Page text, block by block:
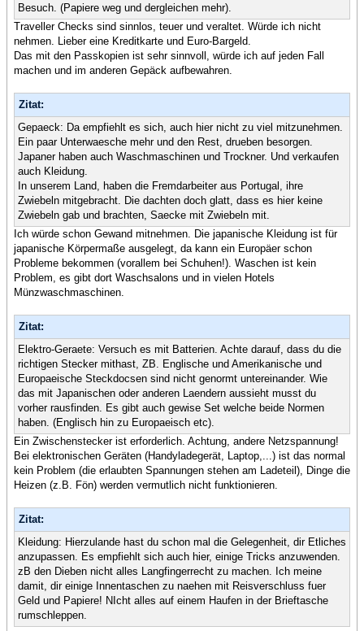
Besuch. (Papiere weg und dergleichen mehr).
Traveller Checks sind sinnlos, teuer und veraltet. Würde ich nicht
nehmen. Lieber eine Kreditkarte und Euro-Bargeld.
Das mit den Passkopien ist sehr sinnvoll, würde ich auf jeden Fall
machen und im anderen Gepäck aufbewahren.
Zitat:
Gepaeck: Da empfiehlt es sich, auch hier nicht zu viel mitzunehmen.
Ein paar Unterwaesche mehr und den Rest, drueben besorgen.
Japaner haben auch Waschmaschinen und Trockner. Und verkaufen
auch Kleidung.
In unserem Land, haben die Fremdarbeiter aus Portugal, ihre
Zwiebeln mitgebracht. Die dachten doch glatt, dass es hier keine
Zwiebeln gab und brachten, Saecke mit Zwiebeln mit.
Ich würde schon Gewand mitnehmen. Die japanische Kleidung ist für
japanische Körpermaße ausgelegt, da kann ein Europäer schon
Probleme bekommen (vorallem bei Schuhen!). Waschen ist kein
Problem, es gibt dort Waschsalons und in vielen Hotels
Münzwaschmaschinen.
Zitat:
Elektro-Geraete: Versuch es mit Batterien. Achte darauf, dass du die
richtigen Stecker mithast, ZB. Englische und Amerikanische und
Europaeische Steckdocsen sind nicht genormt untereinander. Wie
das mit Japanischen oder anderen Laendern aussieht musst du
vorher rausfinden. Es gibt auch gewise Set welche beide Normen
haben. (Englisch hin zu Europaeisch etc).
Ein Zwischenstecker ist erforderlich. Achtung, andere Netzspannung!
Bei elektronischen Geräten (Handyladegerät, Laptop,...) ist das normal
kein Problem (die erlaubten Spannungen stehen am Ladeteil), Dinge die
Heizen (z.B. Fön) werden vermutlich nicht funktionieren.
Zitat:
Kleidung: Hierzulande hast du schon mal die Gelegenheit, dir Etliches
anzupassen. Es empfiehlt sich auch hier, einige Tricks anzuwenden.
zB den Dieben nicht alles Langfingerrecht zu machen. Ich meine
damit, dir einige Innentaschen zu naehen mit Reisverschluss fuer
Geld und Papiere! NIcht alles auf einem Haufen in der Brieftasche
rumschleppen.